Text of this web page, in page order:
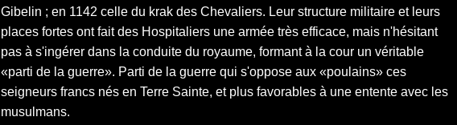
Gibelin ; en 1142 celle du krak des Chevaliers. Leur structure militaire et leurs
places fortes ont fait des Hospitaliers une armée très efficace, mais n'hésitant
pas à s'ingérer dans la conduite du royaume, formant à la cour un véritable
«parti de la guerre». Parti de la guerre qui s'oppose aux «poulains» ces
seigneurs francs nés en Terre Sainte, et plus favorables à une entente avec les
musulmans.